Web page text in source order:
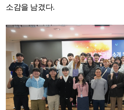
소감을 남겼다.